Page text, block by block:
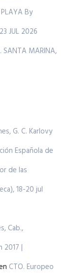
By
JUL 2026
SANTA MARINA,
G. C. Karlovy
Española de
de las
18-20 jul
Cab.,
2017 |
CTO. Europeo